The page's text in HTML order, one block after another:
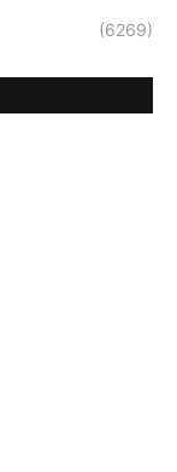
(6269)